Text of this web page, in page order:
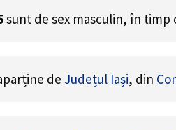
sunt de sex masculin, în timp
de Județul Iași, din